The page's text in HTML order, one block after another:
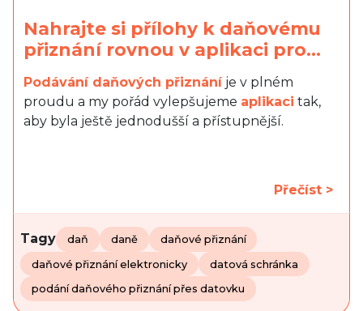
Nahrajte si přílohy k daňovému
přiznání rovnou v aplikaci pro…
Podávání daňových přiznáníje v plném
proudu a my pořád vylepšujeme aplikaci tak,
aby byla ještě jednodušší a přístupnější.
Přečíst >
Tagy daň daně daňové přiznání
daňové přiznání elektronicky datová schránka
podání daňového přiznání přes datovku